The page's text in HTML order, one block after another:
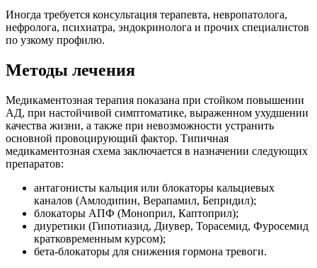
Иногда требуется консультация терапевта, невропатолога,
нефролога, психиатра, эндокринолога и прочих специалистов
по узкому профилю.
Методы лечения
Медикаментозная терапия показана при стойком повышении
АД, при настойчивой симптоматике, выраженном ухудшении
качества жизни, а также при невозможности устранить
основной провоцирующий фактор. Типичная
медикаментозная схема заключается в назначении следующих
препаратов:
антагонисты кальция или блокаторы кальциевых
каналов (Амлодипин, Верапамил, Бепридил);
блокаторы АПФ (Моноприл, Каптоприл);
диуретики (Гипотиазид, Диувер, Торасемид, Фуросемид
кратковременным курсом);
бета-блокаторы для снижения гормона тревоги.